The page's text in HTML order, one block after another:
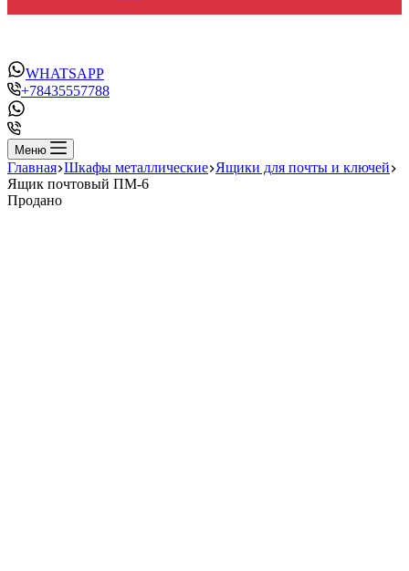
WHATSAPP
+78435557788
Меню
Главная Шкафы металлические Ящики для почты и ключей
Ящик почтовый ПМ-6
Продано